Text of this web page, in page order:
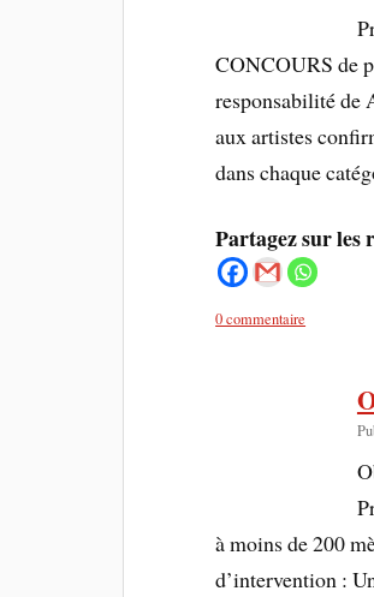
CONCOURS de
responsabilité de
aux artistes
dans chaque
Partagez sur les
0 commentaire
à moins de 200
d’intervention :